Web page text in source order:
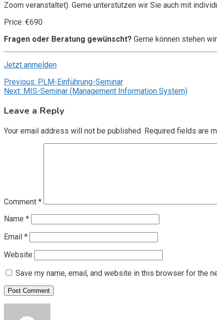
Zoom veranstaltet). Gerne unterstützen wir Sie auch mit
Price: €690
Fragen oder Beratung gewünscht? Gerne können stehen
Jetzt anmelden
Post
navigation
Previous: PLM-Einführung-Seminar
Next: MIS-Seminar (Management Information System)
Leave a Reply
Your email address will not be published. Required fields are
Comment *
Name *
Email *
Website
Save my name, email, and website in this browser for the